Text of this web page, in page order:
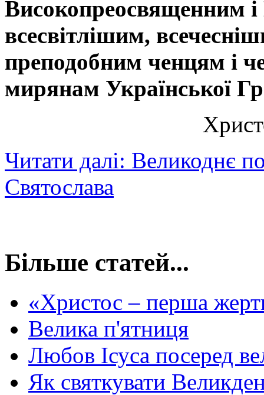
Високопреосвященним
всесвітлішим,
преподобним ченцям і
мирянам Української
Читати далі: Великоднє
Святослава
Більше статей...
«Христос – перша
Велика п'ятниця
Любов Ісуса посеред
Як святкувати